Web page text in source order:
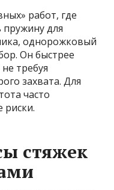
работ, где
пружину для
однорожковый
Он быстрее
требуя
захвата. Для
часто
риски.
стяжек